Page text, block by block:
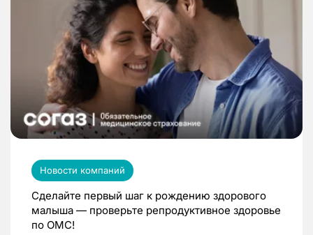
Новости компаний
Сделайте первый шаг к рождению здорового
малыша — проверьте репродуктивное здоровье
по ОМС!